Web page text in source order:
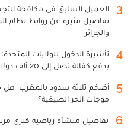
3
العميل السابق في مكافحة
تفاصيل مثيرة عن روابط نظام
والجزائر
4
بدفع كفالة تصل إلى 20 ألف دولار
5
أضخم ثلاثة سدود بالمغرب:
موجات الحر الصيفية؟
6 تفاصيل منشأة رياضية كبرى